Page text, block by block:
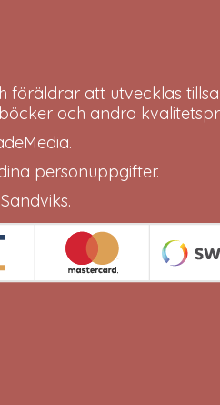
föräldrar att utvecklas
och andra
.
personuppgifter.
.